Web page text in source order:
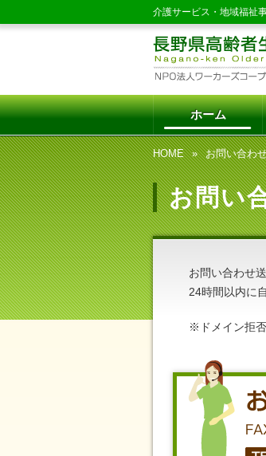
介護サービス・地域福祉
ホーム
HOME お問い合わ
お問い
お問い合わせ
24時間以内に
※ドメイン拒